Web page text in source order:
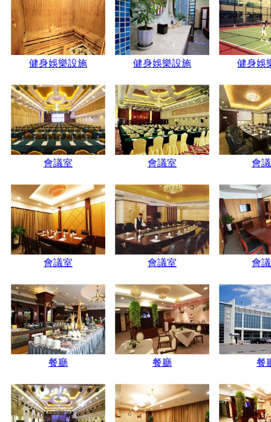
健身娛樂設施 健身娛樂設施 健身娛
會議室 會議室 會
會議室 會議室 會
餐廳 餐廳 餐